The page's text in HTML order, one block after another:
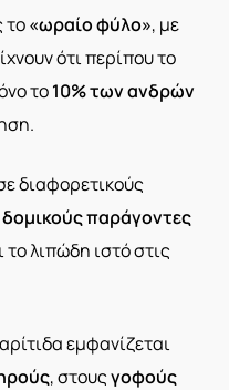
το«ωραίο φύλο», με
ότι περίπου το
το10% των ανδρών
διαφορετικούς
δομικούς παράγοντες
λιπώδη ιστό στις
εμφανίζεται
, στουςγοφούς